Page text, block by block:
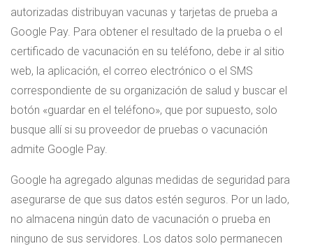
autorizadas distribuyan vacunas y tarjetas de prueba a
Google Pay. Para obtener el resultado de la prueba o el
certificado de vacunación en su teléfono, debe ir al sitio
web, la aplicación, el correo electrónico o el SMS
correspondiente de su organización de salud y buscar el
botón «guardar en el teléfono», que por supuesto, solo
busque allí si su proveedor de pruebas o vacunación
admite Google Pay.
Google ha agregado algunas medidas de seguridad para
asegurarse de que sus datos estén seguros. Por un lado,
no almacena ningún dato de vacunación o prueba en
ninguno de sus servidores. Los datos solo permanecen